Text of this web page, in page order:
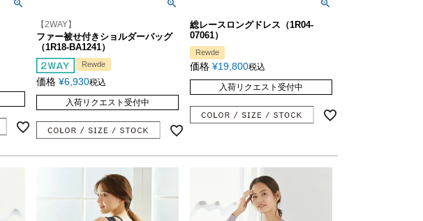
【2WAY】
ファー被せ付きショルダーバッグ
（1R18-BA1241）
Rewde
価格 ¥6,930税込
入荷リクエスト受付中
総レースロングドレス（1R04-
07061）
Rewde
価格 ¥19,800税込
入荷リクエスト受付中